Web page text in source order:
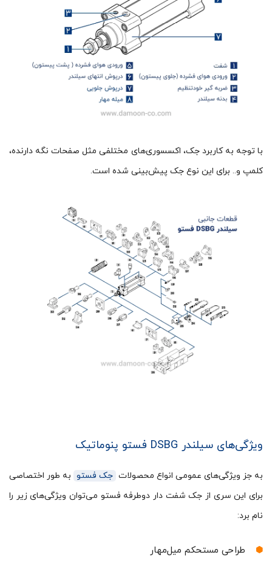
با توجه به کاربرد جک، اکسسوری‌های مختلفی مثل صفحات نگه دارنده،
کلمپ و.. برای این نوع جک پیش‌بینی شده است.
ویژگی‌های سیلندر DSBG فستو پنوماتیک
به جز ویژگی‌های عمومی انواع محصولات جک‌ فستو به طور اختصاصی
برای این سری از جک شفت دار دوطرفه فستو می‌توان ویژگی‌های زیر را
نام برد:
طراحی مستحکم میل‌مهار